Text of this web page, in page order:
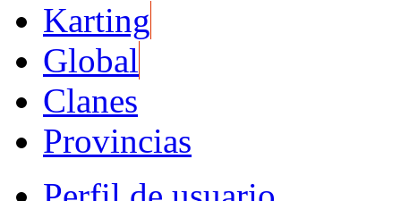
Karting
Global
Clanes
Provincias